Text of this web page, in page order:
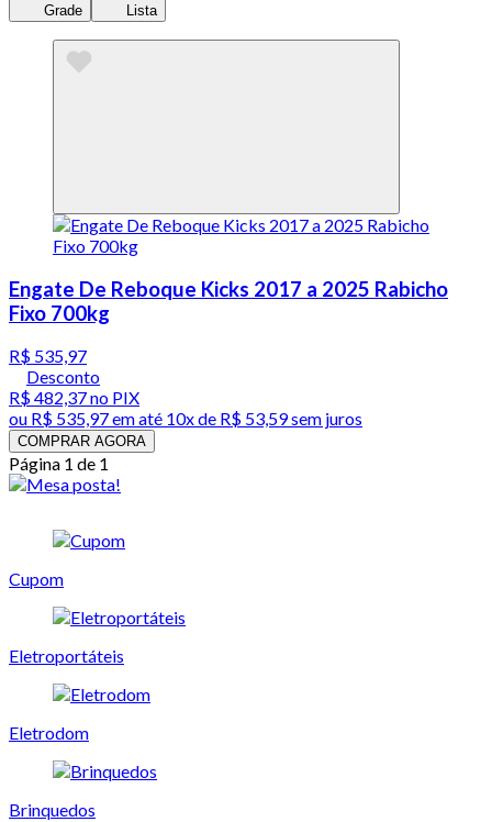
Grade Lista
Engate De Reboque Kicks 2017 a 2025 Rabicho
Fixo 700kg
R$ 535,97
Desconto
R$ 482,37no PIX
ou R$ 535,97em até 10x de R$ 53,59 sem juros
COMPRAR AGORA
Página 1 de 1
Cupom
Eletroportáteis
Eletrodom
Brinquedos